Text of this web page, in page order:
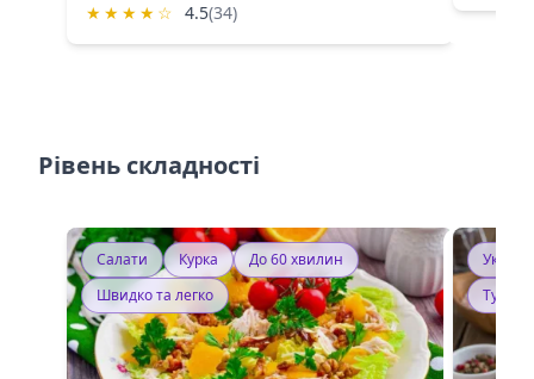
★ ★ ★ ★ ☆ 4.5(34)
Рівень складності
Салати Курка
До 60 хвилин
Швидко та легко